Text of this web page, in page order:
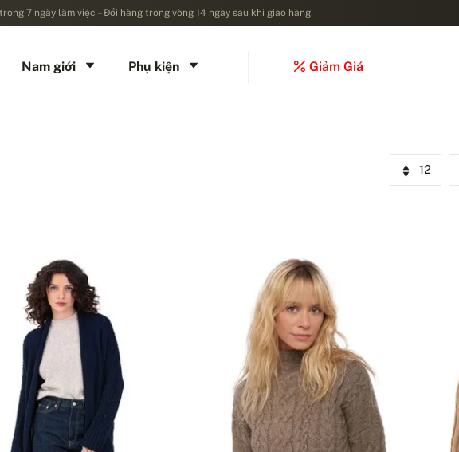
7 ngày làm việc – Đổi hàng trong vòng 14 ngày sau khi giao hàng
Nam giới Phụ kiện Giảm Giá
12